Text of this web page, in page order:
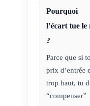
Pourquoi
l’écart tue le
?
Parce que si
prix d’entrée
trop haut, tu
“compenser”